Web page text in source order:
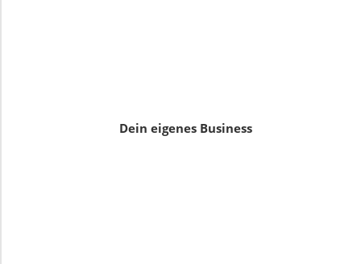
Dein eigenes Business